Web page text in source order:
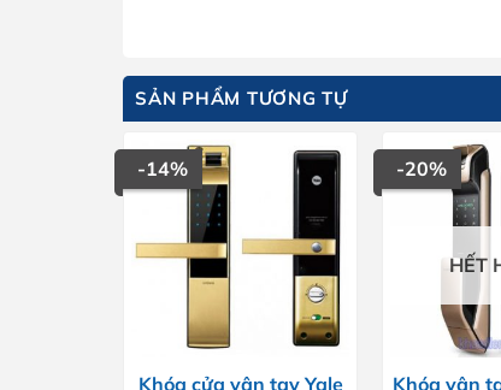
SẢN PHẨM TƯƠNG TỰ
-14%
Khóa cửa vân tay Yale
-20%
HẾT
Khóa vân